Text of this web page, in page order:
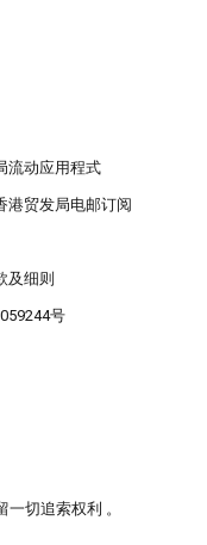
流动应用程式
港贸发局电邮订阅
及细则
号
切追索权利 。